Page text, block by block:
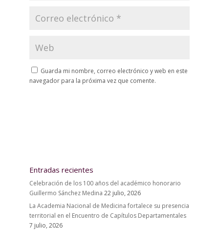
Guarda mi nombre, correo electrónico y web en este
navegador para la próxima vez que comente.
Entradas recientes
Celebración de los 100 años del académico honorario
Guillermo Sánchez Medina 22 julio, 2026
La Academia Nacional de Medicina fortalece su presencia
territorial en el Encuentro de Capítulos Departamentales
7 julio, 2026